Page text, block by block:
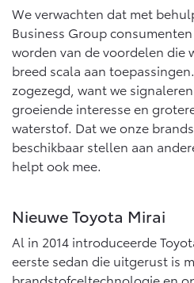
ELEKTRISCH
Vanaf € 37.500,-
Proace Max (excl. BTW)
We verwachten dat met
Business Group
worden van de voordelen die
breed scala aan
zogezegd, want we
groeiende interesse en
waterstof. Dat we onze
beschikbaar stellen aan
helpt ook mee.
Nieuwe Toyota Mirai
Al in 2014 introduceerde
eerste sedan die uitgerust is